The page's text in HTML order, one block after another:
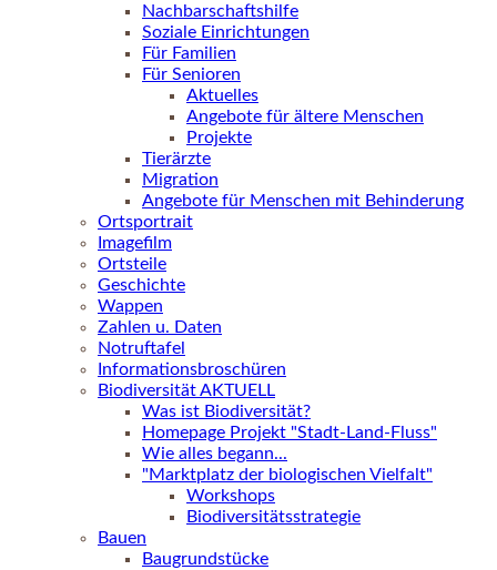
Nachbarschaftshilfe
Soziale Einrichtungen
Für Familien
Für Senioren
Aktuelles
Angebote für ältere Menschen
Projekte
Tierärzte
Migration
Angebote für Menschen mit Behinderung
Ortsportrait
Imagefilm
Ortsteile
Geschichte
Wappen
Zahlen u. Daten
Notruftafel
Informationsbroschüren
Biodiversität AKTUELL
Was ist Biodiversität?
Homepage Projekt "Stadt-Land-Fluss"
Wie alles begann...
"Marktplatz der biologischen Vielfalt"
Workshops
Biodiversitätsstrategie
Bauen
Baugrundstücke